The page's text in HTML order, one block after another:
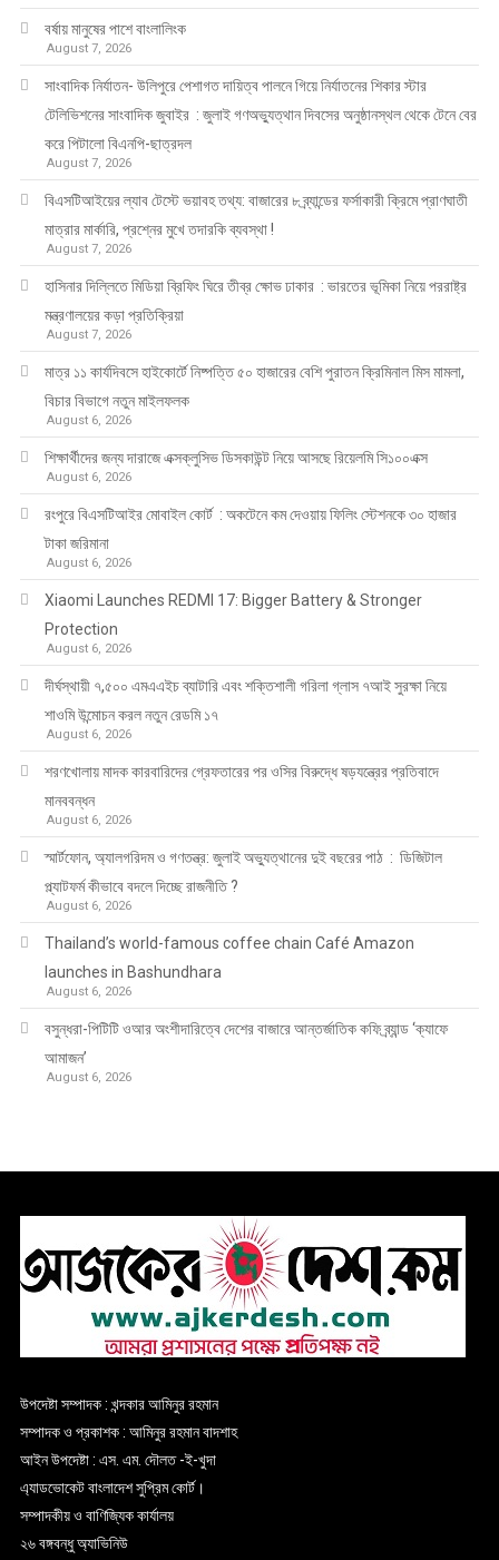
বর্ষায় মানুষের পাশে বাংলালিংক
August 7, 2026
সাংবাদিক নির্যাতন- উলিপুরে পেশাগত দায়িত্ব পালনে গিয়ে নির্যাতনের শিকার স্টার
টেলিভিশনের সাংবাদিক জুবাইর : জুলাই গণঅভ্যুত্থান দিবসের অনুষ্ঠানস্থল থেকে টেনে বের
করে পিটালো বিএনপি-ছাত্রদল
August 7, 2026
বিএসটিআইয়ের ল্যাব টেস্টে ভয়াবহ তথ্য: বাজারের ৮ ব্র্যান্ডের ফর্সাকারী ক্রিমে প্রাণঘাতী
মাত্রার মার্কারি, প্রশ্নের মুখে তদারকি ব্যবস্থা !
August 7, 2026
হাসিনার দিল্লিতে মিডিয়া ব্রিফিং ঘিরে তীব্র ক্ষোভ ঢাকার : ভারতের ভূমিকা নিয়ে পররাষ্ট্র
মন্ত্রণালয়ের কড়া প্রতিক্রিয়া
August 7, 2026
মাত্র ১১ কার্যদিবসে হাইকোর্টে নিষ্পত্তি ৫০ হাজারের বেশি পুরাতন ক্রিমিনাল মিস মামলা,
বিচার বিভাগে নতুন মাইলফলক
August 6, 2026
শিক্ষার্থীদের জন্য দারাজে এক্সক্লুসিভ ডিসকাউন্ট নিয়ে আসছে রিয়েলমি সি১০০এক্স
August 6, 2026
রংপুরে বিএসটিআইর মোবাইল কোর্ট : অকটেনে কম দেওয়ায় ফিলিং স্টেশনকে ৩০ হাজার
টাকা জরিমানা
August 6, 2026
Xiaomi Launches REDMI 17: Bigger Battery & Stronger
Protection
August 6, 2026
দীর্ঘস্থায়ী ৭,৫০০ এমএএইচ ব্যাটারি এবং শক্তিশালী গরিলা গ্লাস ৭আই সুরক্ষা নিয়ে
শাওমি উন্মোচন করল নতুন রেডমি ১৭
August 6, 2026
শরণখোলায় মাদক কারবারিদের গ্রেফতারের পর ওসির বিরুদ্ধে ষড়যন্ত্রের প্রতিবাদে
মানববন্ধন
August 6, 2026
স্মার্টফোন, অ্যালগরিদম ও গণতন্ত্র: জুলাই অভ্যুত্থানের দুই বছরের পাঠ : ডিজিটাল
প্ল্যাটফর্ম কীভাবে বদলে দিচ্ছে রাজনীতি ?
August 6, 2026
Thailand’s world-famous coffee chain Café Amazon
launches in Bashundhara
August 6, 2026
বসুন্ধরা-পিটিটি ওআর অংশীদারিত্বে দেশের বাজারে আন্তর্জাতিক কফি ব্র্যান্ড ‘ক্যাফে
আমাজন’
August 6, 2026
উপদেষ্টা সম্পাদক : খন্দকার আমিনুর রহমান
সম্পাদক ও প্রকাশক : আমিনুর রহমান বাদশাহ
আইন উপদেষ্টা : এস. এম. দৌলত -ই-খুদা
এ্যাডভোকেট বাংলাদেশ সুপ্রিম কোর্ট।
সম্পাদকীয় ও বাণিজ্যিক কার্যালয়
২৬ বঙ্গবন্ধু অ্যাভিনিউ